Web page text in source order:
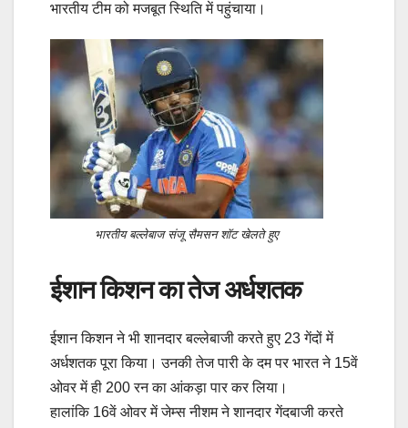
भारतीय टीम को मजबूत स्थिति में पहुंचाया।
भारतीय बल्लेबाज संजू सैमसन शॉट खेलते हुए
ईशान किशन का तेज अर्धशतक
ईशान किशन ने भी शानदार बल्लेबाजी करते हुए 23 गेंदों में
अर्धशतक पूरा किया। उनकी तेज पारी के दम पर भारत ने 15वें
ओवर में ही 200 रन का आंकड़ा पार कर लिया।
हालांकि 16वें ओवर में जेम्स नीशम ने शानदार गेंदबाजी करते